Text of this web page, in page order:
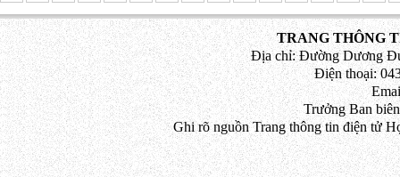
TRANG THÔNG
Địa chỉ: Đường Dương
Điện thoại:
Trưởng Ban
Ghi rõ nguồn Trang thông tin điện tử